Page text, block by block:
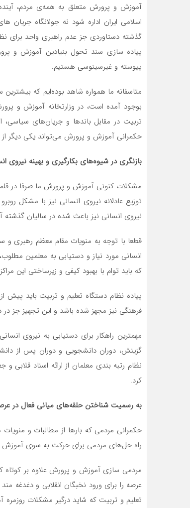
آموزش و پرورش متعلق به همه‌ی مردم،
اسلامی ایران اداره شود نه جولانگاه
گذشته دستاوردی جز عدم راهبری واحد برای
پیاده سازی سند تحول بنیادین آموزش و
پیوسته و غیرسینوسی هستیم.
متاسفانه ما همواره شاهد بوده‌ایم که
بوجود آمده است، در وزارتخانه آموزش و
تربیت در مقابل باندها و جریان‌های سیاسی،
حکمرانی آموزش و پرورش می‌تواند یکی دیگر
بازنگری در شیوه‌های بکارگیری و بهینه نیروی
مشکلات کنونی آموزش و پرورش ما صرفا در
توزیع عادلانه نیروی انسانی نیز با مشکل
نیروی انسانی نیز باعث شده در سالیان
قطعا با توجه به منویات مقام معظم رهبری و
انسانی مورد نیاز و دستیابی به معلمین
که باید توام با بهبود کیفی و زیرساختی این
پیاده نظام دستگاه تعلیم و تربیت باید
فرهنگی نیز مجهز شده باشد و این تجهیز جز
گزینش، دوران دانشجویی و دوران پس از
نظام رتبه بندی معلمان از ارائه اسناد قلابی
کرد.
به رسمیت شناختن حلقه‌های میانی فعال در
حکمرانی مردمی که بارها از مطالبات و
راه حل‌های مردمی برای حرکت به سوی آموزش
مردمی سازی آموزش و پرورش علاوه بر
عرصه را برای ورود نخبگان انقلابی و
تعلیم و تربیت که شاید درگیر مشکلات